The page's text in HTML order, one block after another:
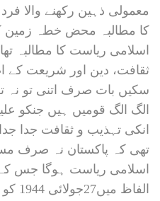
معمولی ذہین رکھنے والا
کا مطالبہ محض خطہ زمین
اسلامی ریاست کا مطالبہ
ثقافت، دین اور شریعت کے
سکیں بات صرف اتنی تو نہ
الگ الگ قومیں ہیں جنکو
انکی تہذیب و ثقافت جدا
تھی کہ پاکستان نہ صرف
اسلامی ریاست ہوگا جس